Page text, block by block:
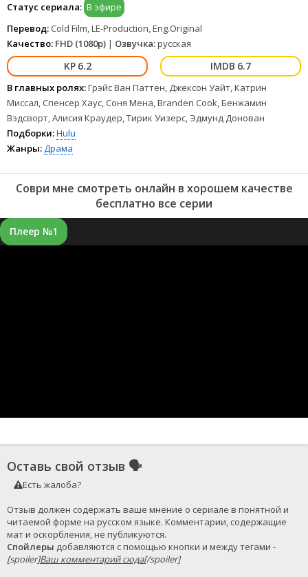
Статус сериала: В эфире
Перевод: Cold Film, LE-Production, Eng.Original
Качество: FHD (1080p) | Озвучка:русская
6.2 6.7
В главных ролях:Грэйс Ван Паттен, Джексон Уайт, Катрин
Миссал, Спенсер Хаус, Соня Мена, Branden Cook, Бенжамин
Вэдсворт, Алисия Краудер, Тирик Уизерс, Эдмунд Донован
Подборки:Hulu
Жанры:Драма
Соври мне смотреть онлайн в хорошем качестве
бесплатно все серии
Плеер №1
Оставь свой отзыв 🗣
Есть жалоба?
Отзыв должен содержать ваше мнение о сериале в понятной и
читаемой форме на русском языке. Комментарии, содержащие
Спойлеры добавляются с помощью кнопки и между тегами -
[spoiler]Ваш комментарий сюда[/spoiler]